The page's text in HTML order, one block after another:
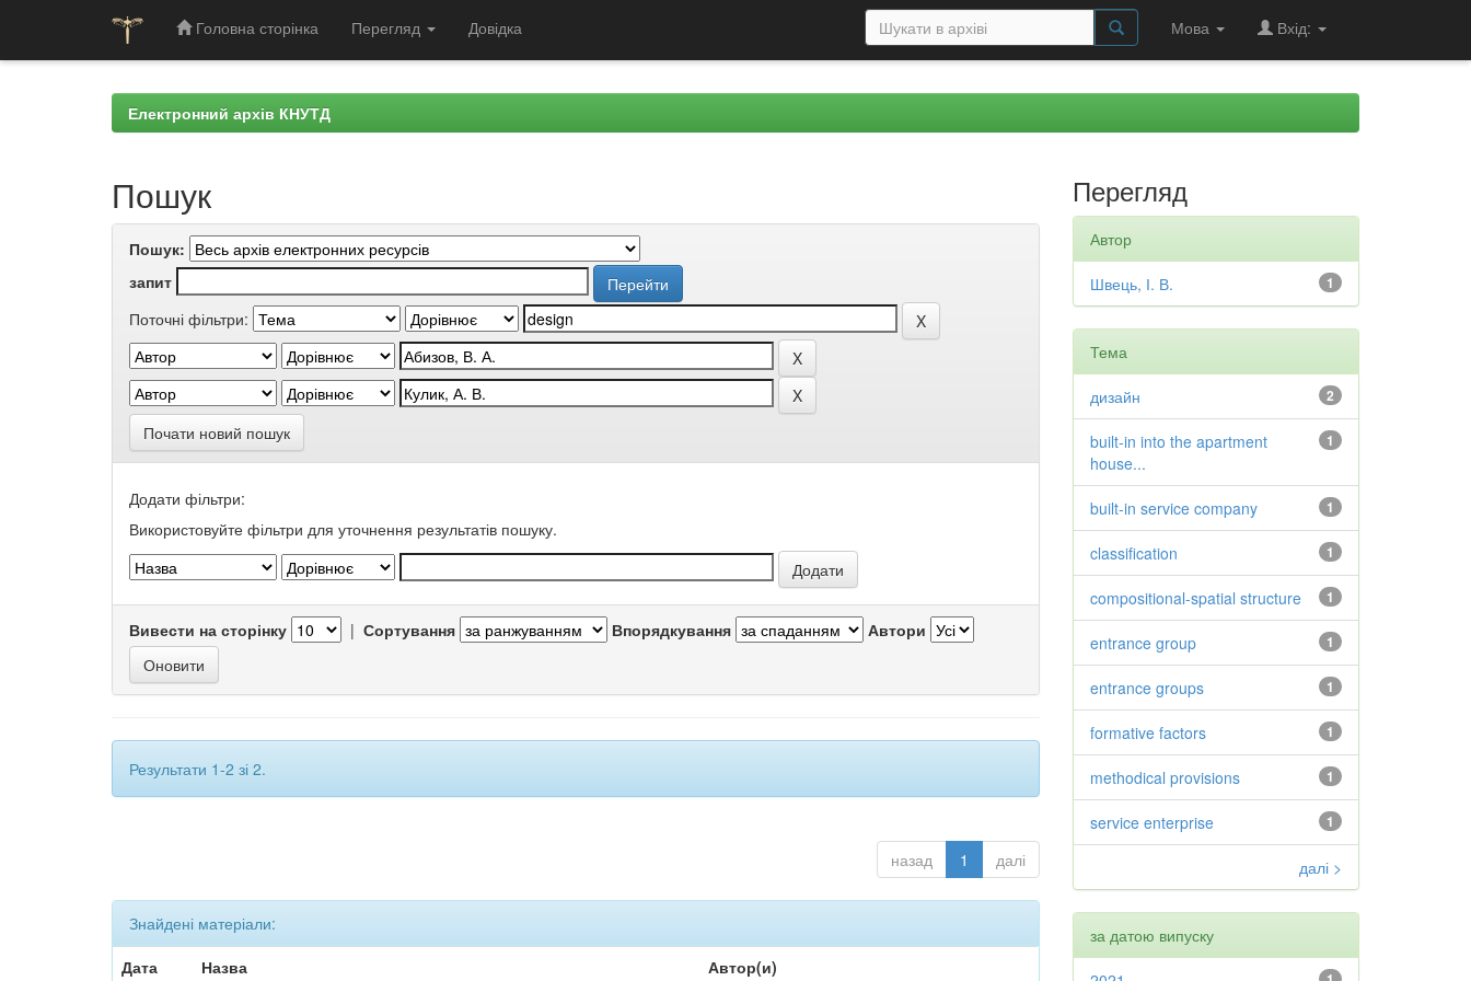
Головна сторінка Перегляд Довідка Мова Вхід:
Електронний архів КНУТД
Пошук
Пошук:
запит
Поточні фільтри:
Почати новий пошук
Додати фільтри:
Використовуйте фільтри для уточнення результатів пошуку.
Вивести на сторінку | Сортування Впорядкування Автори
Результати 1-2 зі 2.
назад 1 далі
Знайдені матеріали:
Дата
Назва Автор(и)
Перегляд
Автор
1
Швець, І. В.
Тема
2
дизайн
1
built-in into the apartment
house...
1
built-in service company
1
classification
1
compositional-spatial structure
1
entrance group
1
entrance groups
1
formative factors
1
methodical provisions
1
service enterprise
далі >
за датою випуску